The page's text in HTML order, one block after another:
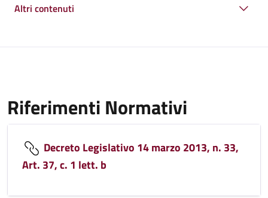
Altri contenuti
Riferimenti Normativi
Decreto Legislativo 14 marzo 2013, n. 33,
Art. 37, c. 1 lett. b